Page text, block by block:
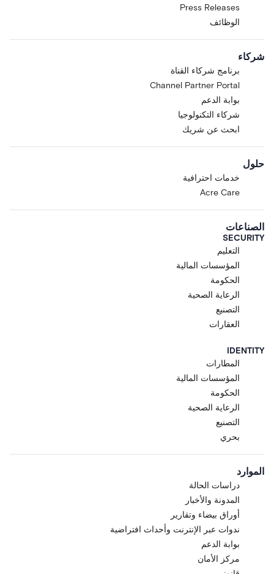
Press Releases
الوظائف
شركاء
برنامج شركاء القناة
Channel Partner Portal
بوابة الدعم
شركاء التكنولوجيا
ابحث عن شريك
حلول
خدمات احترافية
Acre Care
الصناعات
SECURITY
التعليم
المؤسسات المالية
الحكومة
الرعاية الصحية
التصنيع
العقارات
IDENTITY
المطارات
المؤسسات المالية
الحكومة
الرعاية الصحية
التصنيع
بحري
الموارد
دراسات الحالة
المدونة والأخبار
أوراق بيضاء وتقارير
ندوات عبر الإنترنت وأحداث افتراضية
بوابة الدعم
مركز الأمان